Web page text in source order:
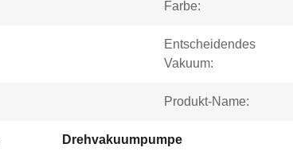
Farbe:
Entscheidendes
Vakuum:
Produkt-Name:
Drehvakuumpumpe